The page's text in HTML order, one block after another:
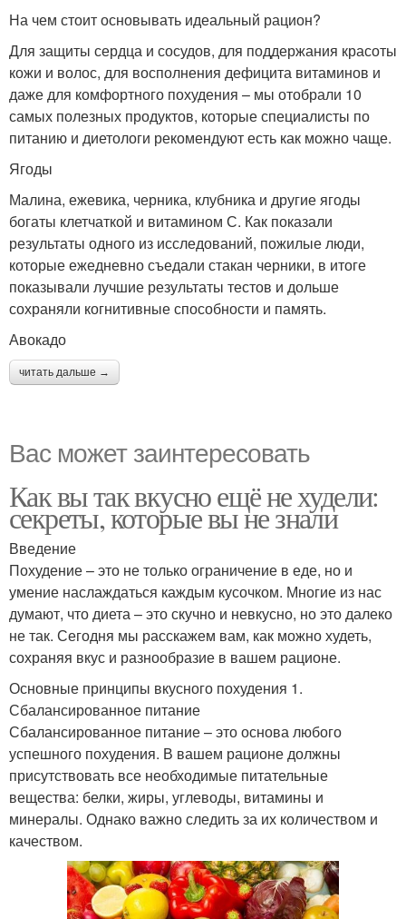
На чем стоит основывать идеальный рацион?
Для защиты сердца и сосудов, для поддержания красоты
кожи и волос, для восполнения дефицита витаминов и
даже для комфортного похудения – мы отобрали 10
самых полезных продуктов, которые специалисты по
питанию и диетологи рекомендуют есть как можно чаще.
Ягоды
Малина, ежевика, черника, клубника и другие ягоды
богаты клетчаткой и витамином С. Как показали
результаты одного из исследований, пожилые люди,
которые ежедневно съедали стакан черники, в итоге
показывали лучшие результаты тестов и дольше
сохраняли когнитивные способности и память.
Авокадо
читать дальше →
Вас может заинтересовать
Как вы так вкусно ещё не худели:
секреты, которые вы не знали
Введение
Похудение – это не только ограничение в еде, но и
умение наслаждаться каждым кусочком. Многие из нас
думают, что диета – это скучно и невкусно, но это далеко
не так. Сегодня мы расскажем вам, как можно худеть,
сохраняя вкус и разнообразие в вашем рационе.
Основные принципы вкусного похудения 1.
Сбалансированное питание
Сбалансированное питание – это основа любого
успешного похудения. В вашем рационе должны
присутствовать все необходимые питательные
вещества: белки, жиры, углеводы, витамины и
минералы. Однако важно следить за их количеством и
качеством.